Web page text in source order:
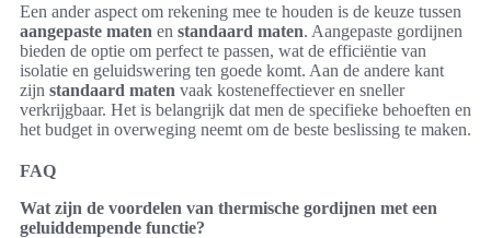
Een ander aspect om rekening mee te houden is de keuze tussen
aangepaste maten en standaard maten. Aangepaste gordijnen
bieden de optie om perfect te passen, wat de efficiëntie van
isolatie en geluidswering ten goede komt. Aan de andere kant
zijn standaard maten vaak kosteneffectiever en sneller
verkrijgbaar. Het is belangrijk dat men de specifieke behoeften en
het budget in overweging neemt om de beste beslissing te maken.
FAQ
Wat zijn de voordelen van thermische gordijnen met een
geluiddempende functie?